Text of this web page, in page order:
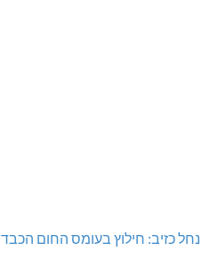
נחל כזיב: חילוץ בעומס החום הכבד